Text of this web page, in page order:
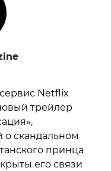
Netflix
трейлер
скандальном
принца
его связи